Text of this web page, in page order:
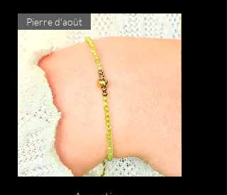
Pierre d'août